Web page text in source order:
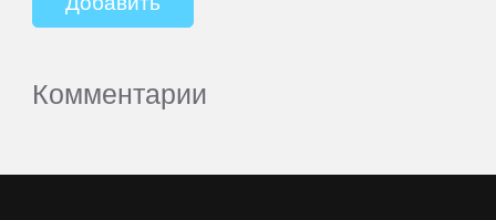
Комментарии